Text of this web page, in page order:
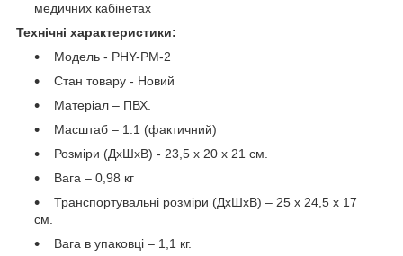
медичних кабінетах
Технічні характеристики:
Модель - PHY-PM-2
Стан товару - Новий
Матеріал – ПВХ.
Масштаб – 1:1 (фактичний)
Розміри (ДхШхВ) - 23,5 х 20 х 21 см.
Вага – 0,98 кг
Транспортувальні розміри (ДхШхВ) – 25 х 24,5 х 17
см.
Вага в упаковці – 1,1 кг.